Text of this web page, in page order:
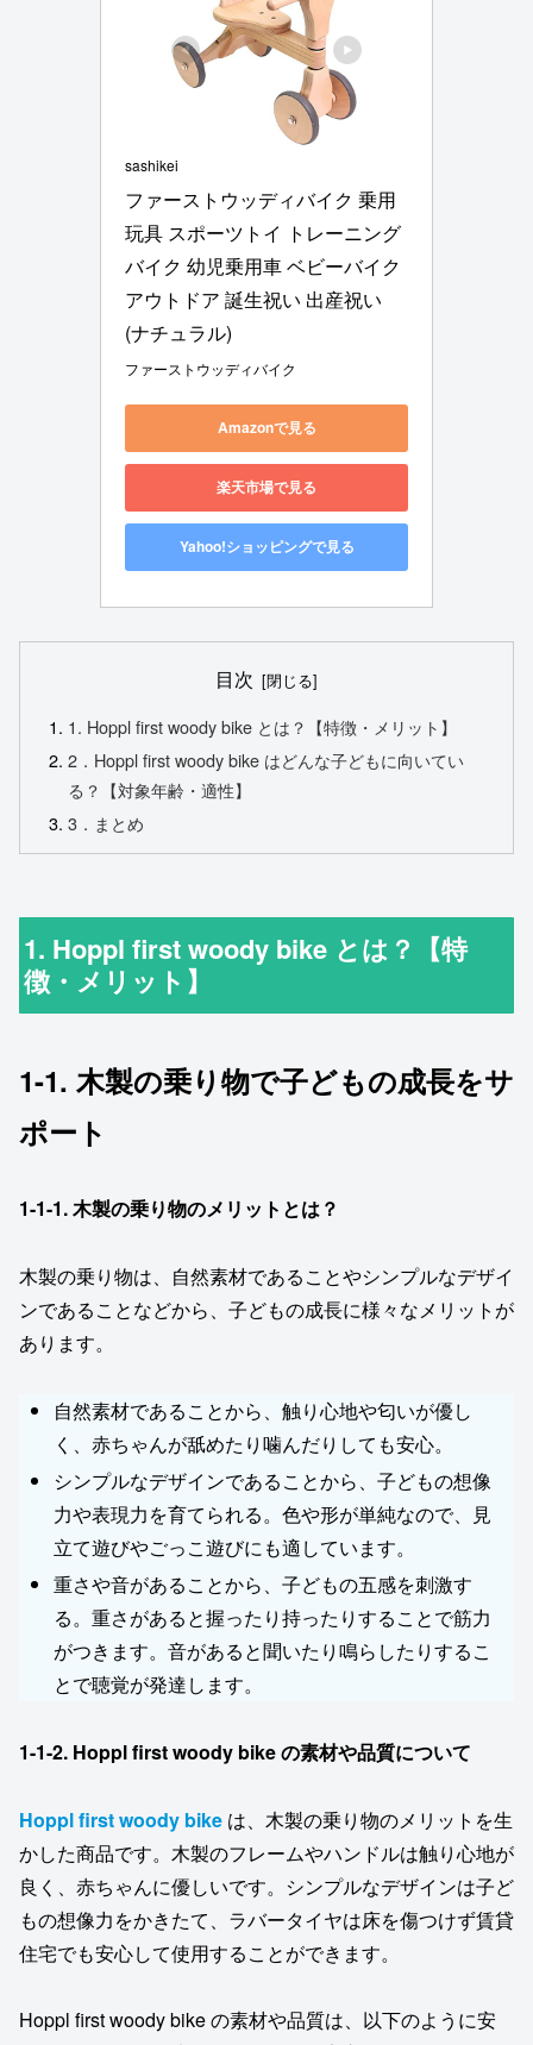
sashikei
ファーストウッディバイク 乗用
玩具 スポーツトイ トレーニング
バイク 幼児乗用車 ベビーバイク
アウトドア 誕生祝い 出産祝い
(ナチュラル)
ファーストウッディバイク
Amazonで見る
楽天市場で見る
Yahoo!ショッピングで見る
目次
1. Hoppl first woody bike とは？【特徴・メリット】
2．Hoppl first woody bike はどんな子どもに向いてい
る？【対象年齢・適性】
3．まとめ
1. Hoppl first woody bike とは？【特
徴・メリット】
1-1. 木製の乗り物で子どもの成長をサ
ポート
1-1-1.木製の乗り物のメリットとは？
木製の乗り物は、自然素材であることやシンプルなデザイ
ンであることなどから、子どもの成長に様々なメリットが
あります。
自然素材であることから、触り心地や匂いが優し
く、赤ちゃんが舐めたり噛んだりしても安心。
シンプルなデザインであることから、子どもの想像
力や表現力を育てられる。色や形が単純なので、見
立て遊びやごっこ遊びにも適しています。
重さや音があることから、子どもの五感を刺激す
る。重さがあると握ったり持ったりすることで筋力
がつきます。音があると聞いたり鳴らしたりするこ
とで聴覚が発達します。
1-1-2. Hoppl first woody bike の素材や品質について
Hoppl first woody bike は、木製の乗り物のメリットを生
かした商品です。木製のフレームやハンドルは触り心地が
良く、赤ちゃんに優しいです。シンプルなデザインは子ど
もの想像力をかきたて、ラバータイヤは床を傷つけず賃貸
住宅でも安心して使用することができます。
Hoppl first woody bike の素材や品質は、以下のように安